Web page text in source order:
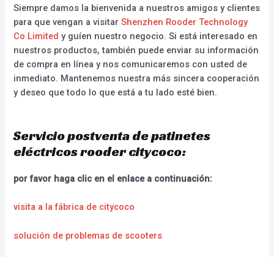
Siempre damos la bienvenida a nuestros amigos y clientes
para que vengan a visitarShenzhen Rooder Technology
Co Limited y guíen nuestro negocio. Si está interesado en
nuestros productos, también puede enviar su información
de compra en línea y nos comunicaremos con usted de
inmediato. Mantenemos nuestra más sincera cooperación
y deseo que todo lo que está a tu lado esté bien.
Servicio postventa de patinetes
eléctricos rooder citycoco:
por favor haga clic en el enlace a continuación:
visita a la fábrica de citycoco
solución de problemas de scooters